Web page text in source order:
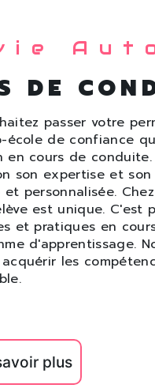
DE
passer votre
école de confiance
en cours de
son expertise et
personnalisée.
est unique. C'est
et pratiques en
d'apprentissage.
les
plus